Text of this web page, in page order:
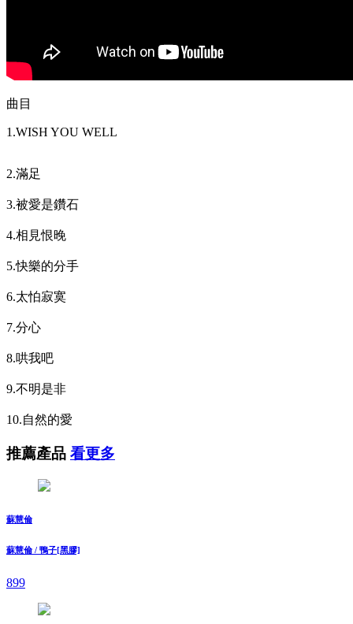
曲目
1.WISH YOU WELL
2.滿足
3.被愛是鑽石
4.相見恨晚
5.快樂的分手
6.太怕寂寞
7.分心
8.哄我吧
9.不明是非
10.自然的愛
推薦產品 看更多
蘇慧倫
蘇慧倫 / 鴨子[黑膠]
899